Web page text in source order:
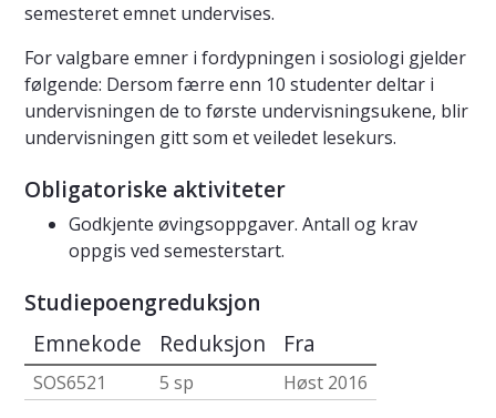
semesteret emnet undervises.
For valgbare emner i fordypningen i sosiologi gjelder
følgende: Dersom færre enn 10 studenter deltar i
undervisningen de to første undervisningsukene, blir
undervisningen gitt som et veiledet lesekurs.
Obligatoriske aktiviteter
Godkjente øvingsoppgaver. Antall og krav
oppgis ved semesterstart.
Studiepoengreduksjon
Emnekode Reduksjon Fra
SOS6521 5 sp
Høst 2016